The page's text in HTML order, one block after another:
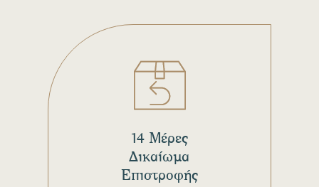
14 Μέρες
Δικαίωμα
Επιστροφής